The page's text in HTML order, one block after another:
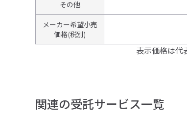
その他
メーカー希望小売
価格(税別)
表示価格は代
関連の受託サービス一覧